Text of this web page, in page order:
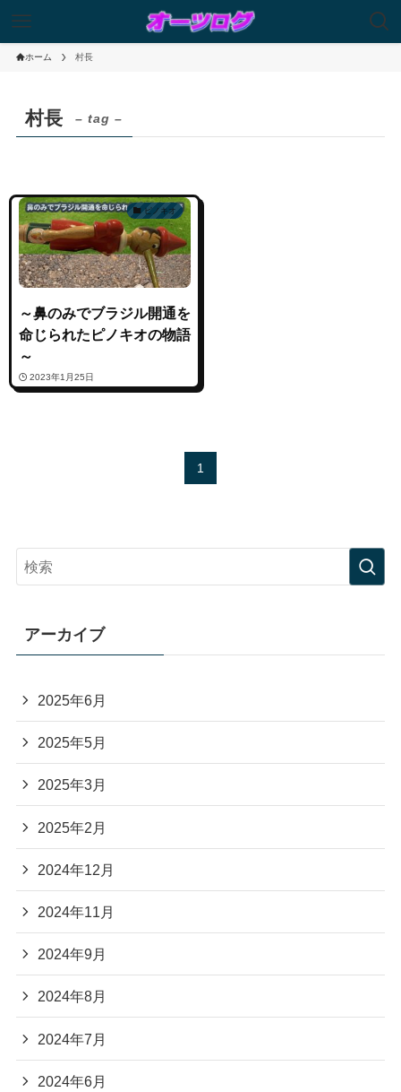
ホーム 村長
村長 – tag –
ピノキオ
～鼻のみでブラジル開通を
命じられたピノキオの物語
～
2023年1月25日
1
アーカイブ
2025年6月
2025年5月
2025年3月
2025年2月
2024年12月
2024年11月
2024年9月
2024年8月
2024年7月
2024年6月